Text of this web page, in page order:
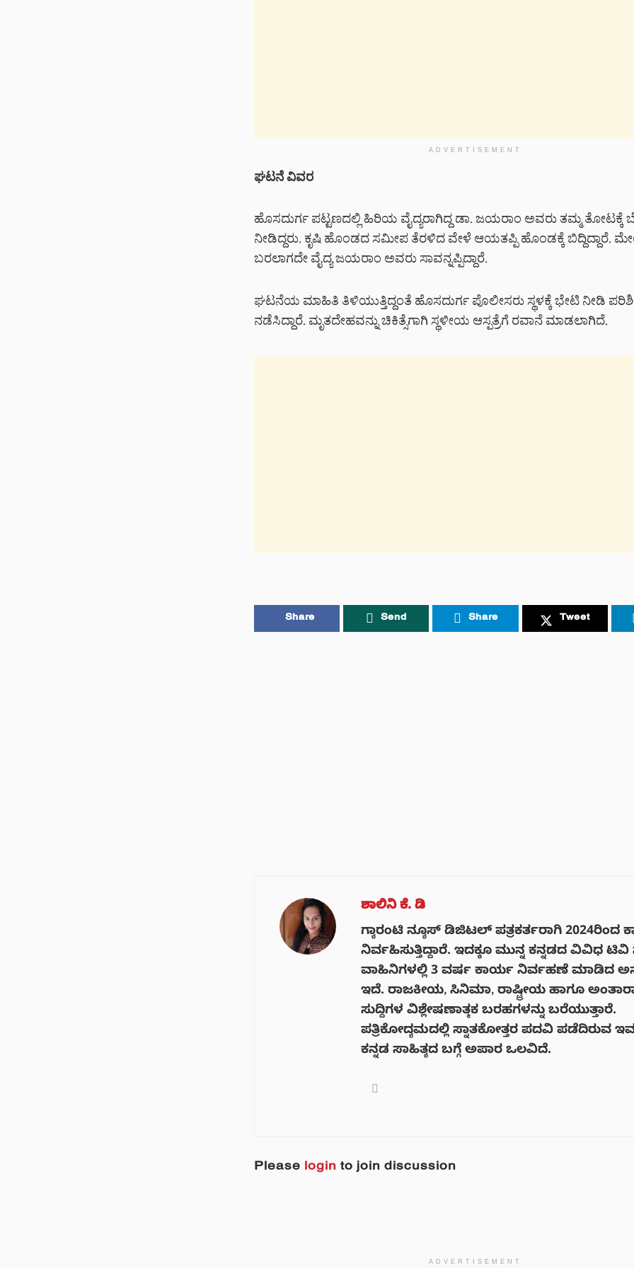
ADVERTISEMENT
ಘಟನೆ ವಿವರ
ಹೊಸದುರ್ಗ ಪಟ್ಟಣದಲ್ಲಿ ಹಿರಿಯ ವೈದ್ಯರಾಗಿದ್ದ ಡಾ. ಜಯರಾಂ ಅವರು ತಮ್ಮ ತೋಟಕ್ಕೆ
ನೀಡಿದ್ದರು. ಕೃಷಿ ಹೊಂಡದ ಸಮೀಪ ತೆರಳಿದ ವೇಳೆ ಆಯತಪ್ಪಿ ಹೊಂಡಕ್ಕೆ ಬಿದ್ದಿದ್ದಾರೆ.
ಬರಲಾಗದೇ ವೈದ್ಯ ಜಯರಾಂ ಅವರು ಸಾವನ್ನಪ್ಪಿದ್ದಾರೆ.
ಘಟನೆಯ ಮಾಹಿತಿ ತಿಳಿಯುತ್ತಿದ್ದಂತೆ ಹೊಸದುರ್ಗ ಪೊಲೀಸರು ಸ್ಥಳಕ್ಕೆ ಭೇಟಿ ನೀಡಿ
ನಡೆಸಿದ್ದಾರೆ. ಮೃತದೇಹವನ್ನು ಚಿಕಿತ್ಸೆಗಾಗಿ ಸ್ಥಳೀಯ ಆಸ್ಪತ್ರೆಗೆ ರವಾನೆ ಮಾಡಲಾಗಿದೆ.
Share Send Share Tweet
ಶಾಲಿನಿ ಕೆ. ಡಿ
ಗ್ಯಾರಂಟಿ ನ್ಯೂಸ್ ಡಿಜಿಟಲ್ ಪತ್ರಕರ್ತರಾಗಿ 2024ರಿಂದ
ನಿರ್ವಹಿಸುತ್ತಿದ್ದಾರೆ. ಇದಕ್ಕೂ ಮುನ್ನ ಕನ್ನಡದ ವಿವಿಧ ಟಿವಿ
ವಾಹಿನಿಗಳಲ್ಲಿ 3 ವರ್ಷ ಕಾರ್ಯ ನಿರ್ವಹಣೆ ಮಾಡಿದ
ಇದೆ. ರಾಜಕೀಯ, ಸಿನಿಮಾ, ರಾಷ್ಟ್ರೀಯ ಹಾಗೂ
ಸುದ್ದಿಗಳ ವಿಶ್ಲೇಷಣಾತ್ಮಕ ಬರಹಗಳನ್ನು ಬರೆಯುತ್ತಾರೆ.
ಪತ್ರಿಕೋದ್ಯಮದಲ್ಲಿ ಸ್ನಾತಕೋತ್ತರ ಪದವಿ ಪಡೆದಿರುವ
ಕನ್ನಡ ಸಾಹಿತ್ಯದ ಬಗ್ಗೆ ಅಪಾರ ಒಲವಿದೆ.
Please login to join discussion
ADVERTISEMENT